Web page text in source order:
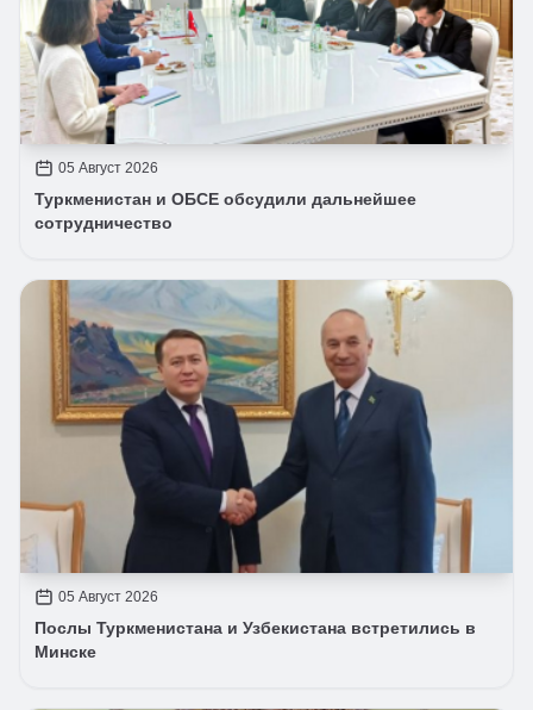
05 Август 2026
Туркменистан и ОБСЕ обсудили дальнейшее
сотрудничество
05 Август 2026
Послы Туркменистана и Узбекистана встретились в
Минске